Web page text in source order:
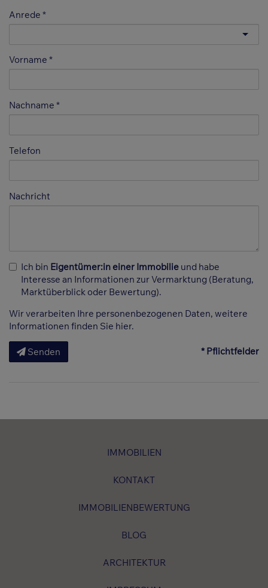
Anrede
Vorname
Nachname
Telefon
Nachricht
Ich bin Eigentümer:in einer Immobilie und habe
Interesse an Informationen zur Vermarktung (Beratung,
Marktüberblick oder Bewertung).
Wir verarbeiten Ihre personenbezogenen Daten, weitere
Informationen finden Sie hier.
Senden * Pflichtfelder
IMMOBILIEN
KONTAKT
IMMOBILIENBEWERTUNG
BLOG
ARCHITEKTUR